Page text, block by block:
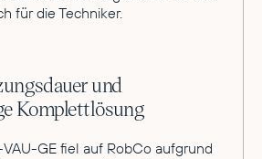
für die Techniker.
und
Komplettlösung
GE fiel auf RobCo aufgrund